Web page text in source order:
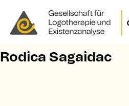
STARTSEITE
Rodica Sagaidac